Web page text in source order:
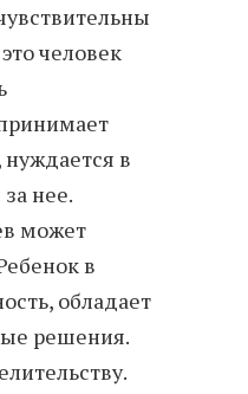
человек
в
нее.
может
в
обладает
решения.